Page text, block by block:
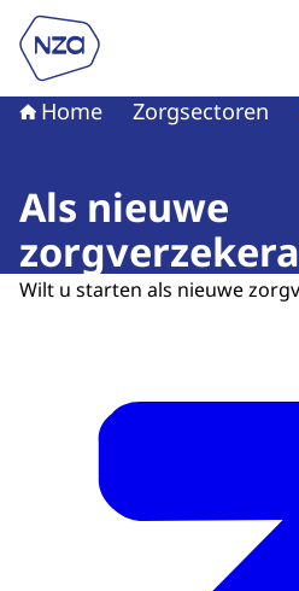
Naar de homepage van
Home Zorgsectoren
Als nieuwe
Wilt u starten als nieuwe